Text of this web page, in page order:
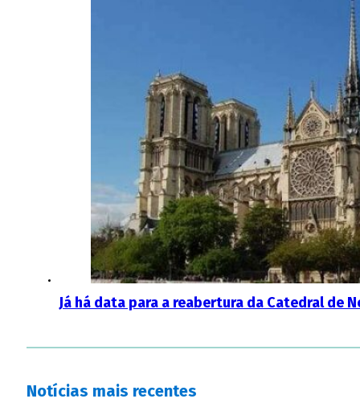
Já há data para a reabertura da Catedral de
Notícias mais recentes